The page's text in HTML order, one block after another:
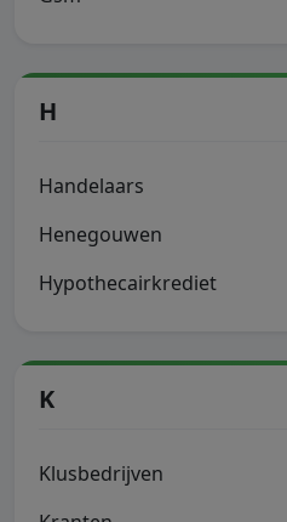
H
Handelaars
Henegouwen
Hypothecairkrediet
K
Klusbedrijven